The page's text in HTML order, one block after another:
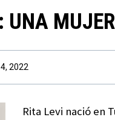
2022
Rita Levi nació en